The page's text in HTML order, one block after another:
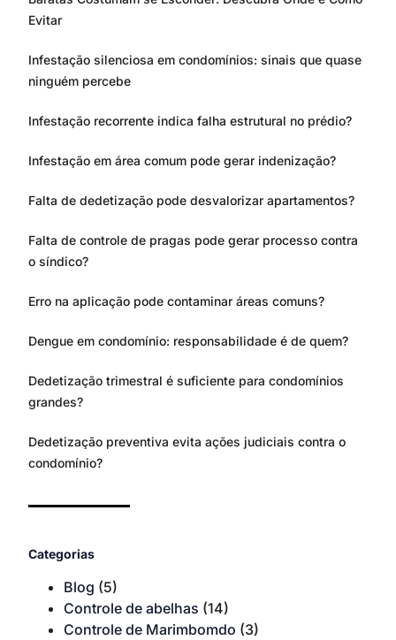
Evitar
Infestação silenciosa em condomínios: sinais que quase
ninguém percebe
Infestação recorrente indica falha estrutural no prédio?
Infestação em área comum pode gerar indenização?
Falta de dedetização pode desvalorizar apartamentos?
Falta de controle de pragas pode gerar processo contra
o síndico?
Erro na aplicação pode contaminar áreas comuns?
Dengue em condomínio: responsabilidade é de quem?
Dedetização trimestral é suficiente para condomínios
grandes?
Dedetização preventiva evita ações judiciais contra o
condomínio?
Categorias
Blog (5)
Controle de abelhas (14)
Controle de Marimbomdo (3)